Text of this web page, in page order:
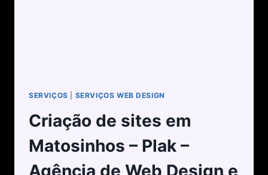
SERVIÇOS SERVIÇOS WEB DESIGN
Criação de sites em
Matosinhos – Plak –
Agência de Web Design e